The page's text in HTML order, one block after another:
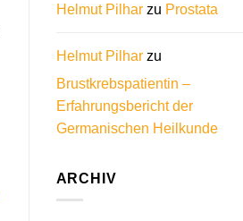
Helmut Pilharzu Prostata
Helmut Pilharzu
Brustkrebspatientin –
Erfahrungsbericht der
Germanischen Heilkunde
ARCHIV